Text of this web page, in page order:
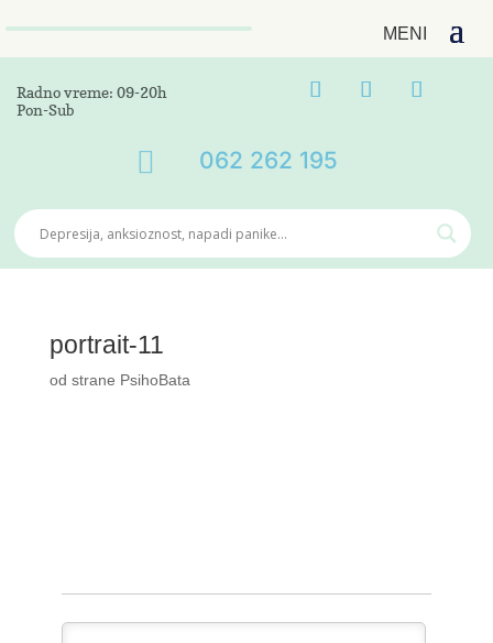
Radno vreme: 09-20h
Pon-Sub
 062 262 195
portrait-11
od strane PsihoBata